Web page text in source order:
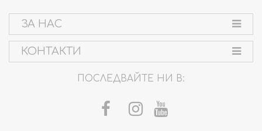
ЗА НАС
КОНТАКТИ
ПОСЛЕДВАЙТЕ НИ В: